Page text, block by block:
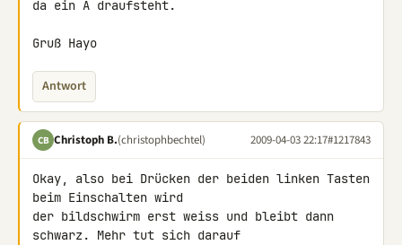
da ein A draufsteht.
Gruß Hayo
Antwort
CB Christoph B.(christophbechtel) 2009-04-03 22:17#1217843
Okay, also bei Drücken der beiden linken Tasten
beim Einschalten wird
der bildschwirm erst weiss und bleibt dann
schwarz. Mehr tut sich darauf